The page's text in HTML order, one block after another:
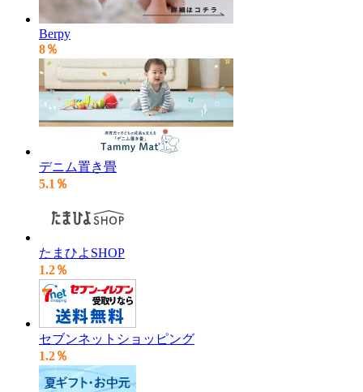
Berpy
8％
デニム置き畳
5.1％
たまひよSHOP
1.2％
セブンネットショッピング
1.2％